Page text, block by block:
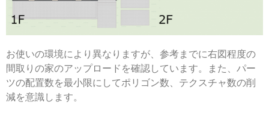
お使いの環境により異なりますが、参考までに右図程度の
間取りの家のアップロードを確認しています。また、パー
ツの配置数を最小限にしてポリゴン数、テクスチャ数の削
減を意識します。